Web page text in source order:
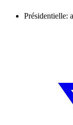
Présidentielle: